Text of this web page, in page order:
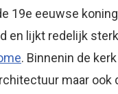
19e eeuwse
en lijkt redelijk
. Binnenin de
maar ook